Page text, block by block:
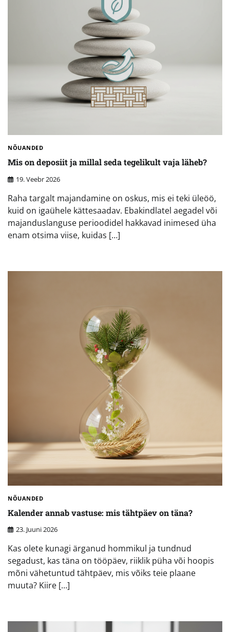
NÕUANDED
Mis on deposiit ja millal seda tegelikult vaja läheb?
19. Veebr 2026
Raha targalt majandamine on oskus, mis ei teki üleöö,
kuid on igaühele kättesaadav. Ebakindlatel aegadel või
majanduslanguse perioodidel hakkavad inimesed üha
enam otsima viise, kuidas […]
NÕUANDED
Kalender annab vastuse: mis tähtpäev on täna?
23. Juuni 2026
Kas olete kunagi ärganud hommikul ja tundnud
segadust, kas täna on tööpäev, riiklik püha või hoopis
mõni vähetuntud tähtpäev, mis võiks teie plaane
muuta? Kiire […]